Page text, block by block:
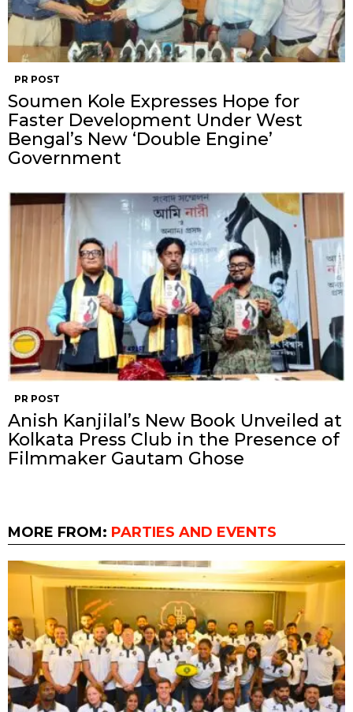
PR POST
Soumen Kole Expresses Hope for
Faster Development Under West
Bengal’s New ‘Double Engine’
Government
PR POST
Anish Kanjilal’s New Book Unveiled at
Kolkata Press Club in the Presence of
Filmmaker Gautam Ghose
MORE FROM: PARTIES AND EVENTS